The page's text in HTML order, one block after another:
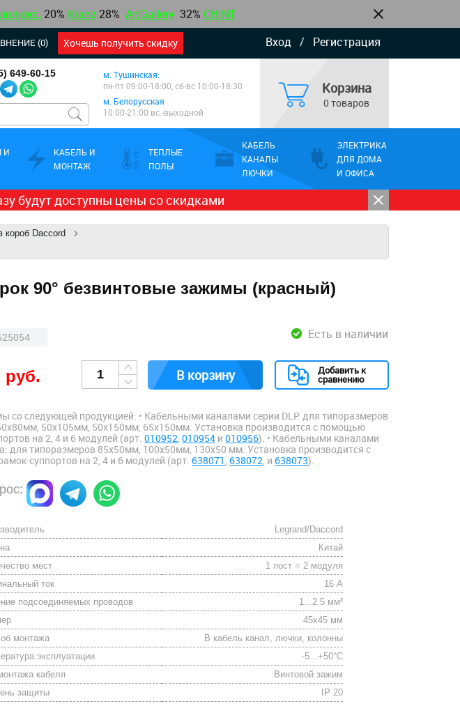
, 20% Kranz 28% ArtGallery 32% CHINT
Вход / Регистрация
(0) Хочешь получить скидку
649-60-15
м. Тушинская:
пн-пт 09:00-18:00, сб-вс 10:00-18:30
м. Белорусская
10:00-21:00 вс.-выходной
Корзина
0 товаров
И
КАБЕЛЬ И
МОНТАЖ
ТЕПЛЫЕ
ПОЛЫ
КАБЕЛЬ
КАНАЛЫ
ЛЮЧКИ
ЭЛЕКТРИКА
ДЛЯ ДОМА
И ОФИСА
будут доступны цены со скидками
короб Daccord
90° безвинтовые зажимы (красный)
Есть в наличии
руб. В корзину Добавить к
сравнению
со следующей продукцией: • Кабельными каналами серии DLP: для типоразмеров
50х105мм, 50х150мм, 65х150мм. Установка производится с помощью
на 2, 4 и 6 модулей (арт.010952,010954 и010956). • Кабельными каналами
для типоразмеров 85х50мм, 100х50мм, 130х50 мм. Установка производится с
суппортов на 2, 4 и 6 модулей (арт. 638071 , 638072, и 638073).
Legrand/Daccord
Китай
мест
1 пост = 2 модуля
ток
16 А
подсоединяемых проводов
1...2.5 мм²
45х45 мм
монтажа
В кабель канал, лючки, колонны
эксплуатации
-5...+50°С
кабеля
Винтовой зажим
защиты
IP 20